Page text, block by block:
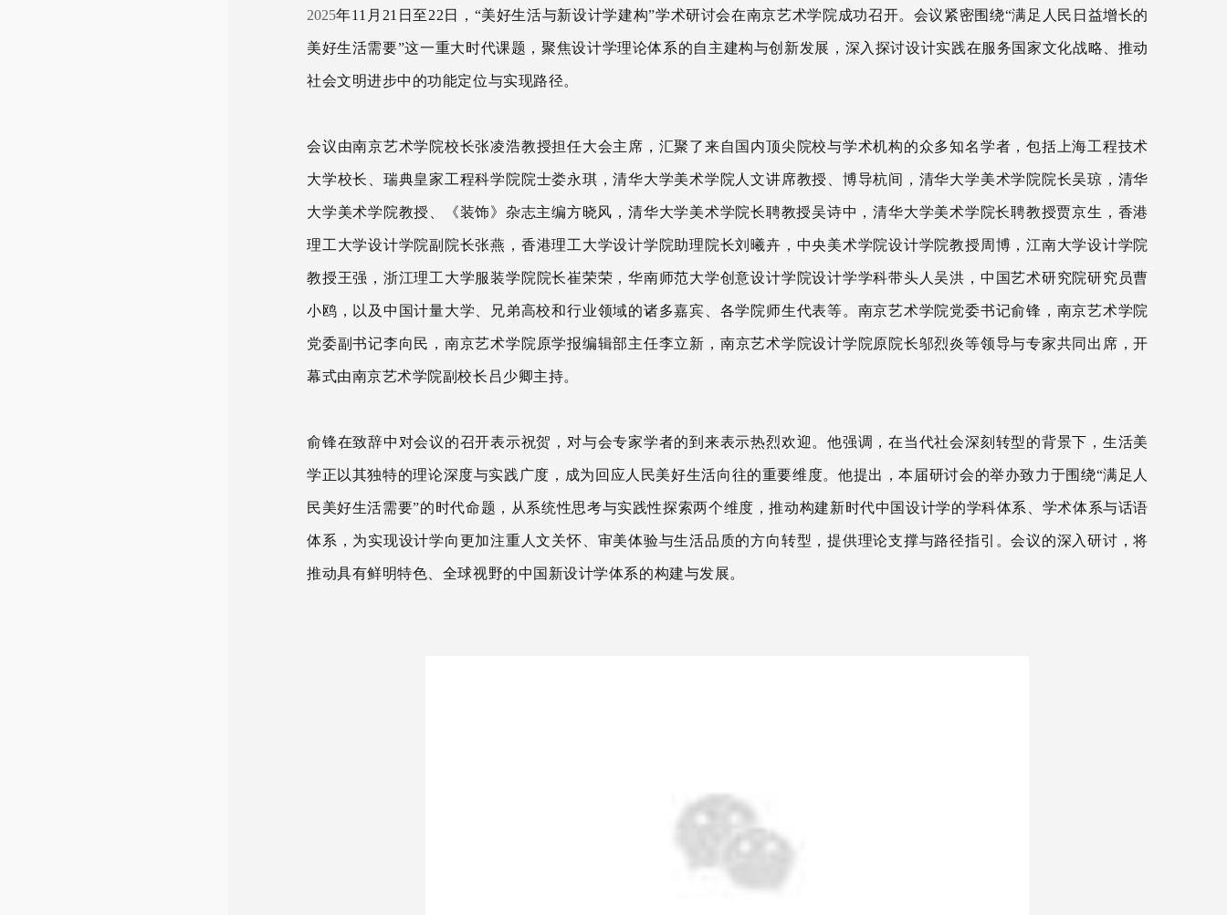
2025年11 月 21 日至22 日，“美好生活与新设计学建构”学术研讨会在南京艺术学院成功召开。会议紧密围绕“满足人民日益增长的
美好生活需要”这一重大时代课题，聚焦设计学理论体系的自主建构与创新发展，深入探讨设计实践在服务国家文化战略、推动
社会文明进步中的功能定位与实现路径。
会议由南京艺术学院校长张凌浩教授担任大会主席，汇聚了来自国内顶尖院校与学术机构的众多知名学者，包括上海工程技术
大学校长、瑞典皇家工程科学院院士娄永琪，清华大学美术学院人文讲席教授、博导杭间，清华大学美术学院院长吴琼，清华
大学美术学院教授、《装饰》杂志主编方晓风，清华大学美术学院长聘教授吴诗中，清华大学美术学院长聘教授贾京生， ‌香港
理工大学设计学院副院长张燕，香港理工大学设计学院助理院长刘曦卉，中央美术学院设计学院教授周博，江南大学设计学院
教授王强，浙江理工大学服装学院院长崔荣荣，华南师范大学创意设计学院设计学学科带头人吴洪，中国艺术研究院研究员曹
小鸥，以及中国计量大学、兄弟高校和行业领域的诸多嘉宾、各学院师生代表等。南京艺术学院党委书记俞锋 ， 南京艺术学院
党委副书记李向民 ， 南京艺术学院原学报编辑部主任李立新 ， 南京艺术学院设计学院原院长邬烈炎等领导与专家共同出席 ，开
幕式由南京艺术学院副校长吕少卿主持。
俞锋在致辞中对会议的召开表示祝贺，对与会专家学者的到来表示热烈欢迎。他强调，在当代社会深刻转型的背景下，生活美
学正以其独特的理论深度与实践广度 ， 成为回应人民美好生活向往的重要维度。 他提出，本届研讨会的举办致力于围绕“满足人
民美好生活需要”的时代命题，从系统性思考与实践性探索两个维度，推动构建新时代中国设计学的学科体系、学术体系与话语
体系，为实现设计学向更加注重人文关怀、审美体验与生活品质的方向转型，提供理论支撑与路径指引 。会议的深入研讨，将
推动具有鲜明特色、全球视野的中国新设计学体系的构建与发展。